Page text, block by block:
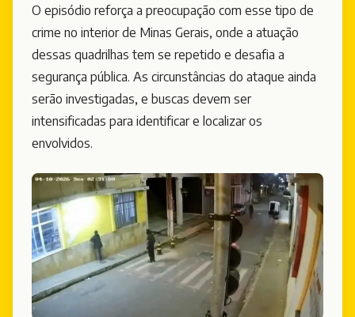
O episódio reforça a preocupação com esse tipo de
crime no interior de Minas Gerais, onde a atuação
dessas quadrilhas tem se repetido e desafia a
segurança pública. As circunstâncias do ataque ainda
serão investigadas, e buscas devem ser
intensificadas para identificar e localizar os
envolvidos.